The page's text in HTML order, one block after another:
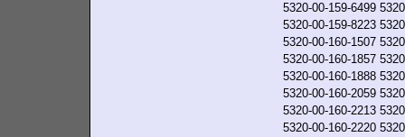
5320-00-159-6499
5320-00-159-8223
5320-00-160-1507
5320-00-160-1857
5320-00-160-1888
5320-00-160-2059
5320-00-160-2213
5320-00-160-2220